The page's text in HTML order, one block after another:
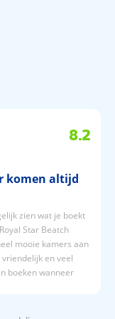
te zitten?
Esenyurt en
8.2
komen altijd
zien wat je boekt
Star Beatch
mooie kamers aan
en veel
boeken wanneer
op de hoogte